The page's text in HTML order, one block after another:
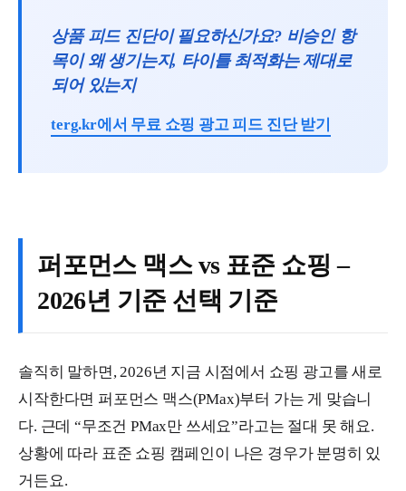
상품 피드 진단이 필요하신가요? 비승인 항
목이 왜 생기는지, 타이틀 최적화는 제대로
되어 있는지
terg.kr에서 무료 쇼핑 광고 피드 진단 받기
퍼포먼스 맥스 vs 표준 쇼핑 –
2026년 기준 선택 기준
솔직히 말하면, 2026년 지금 시점에서 쇼핑 광고를 새로
시작한다면 퍼포먼스 맥스(PMax)부터 가는 게 맞습니
다. 근데 “무조건 PMax만 쓰세요”라고는 절대 못 해요.
상황에 따라 표준 쇼핑 캠페인이 나은 경우가 분명히 있
거든요.